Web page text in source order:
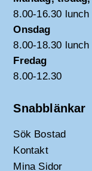
8.00-16.30
Onsdag
8.00-18.30
Fredag
8.00-12.30
Snabblänkar
Sök Bostad
Kontakt
Mina Sidor